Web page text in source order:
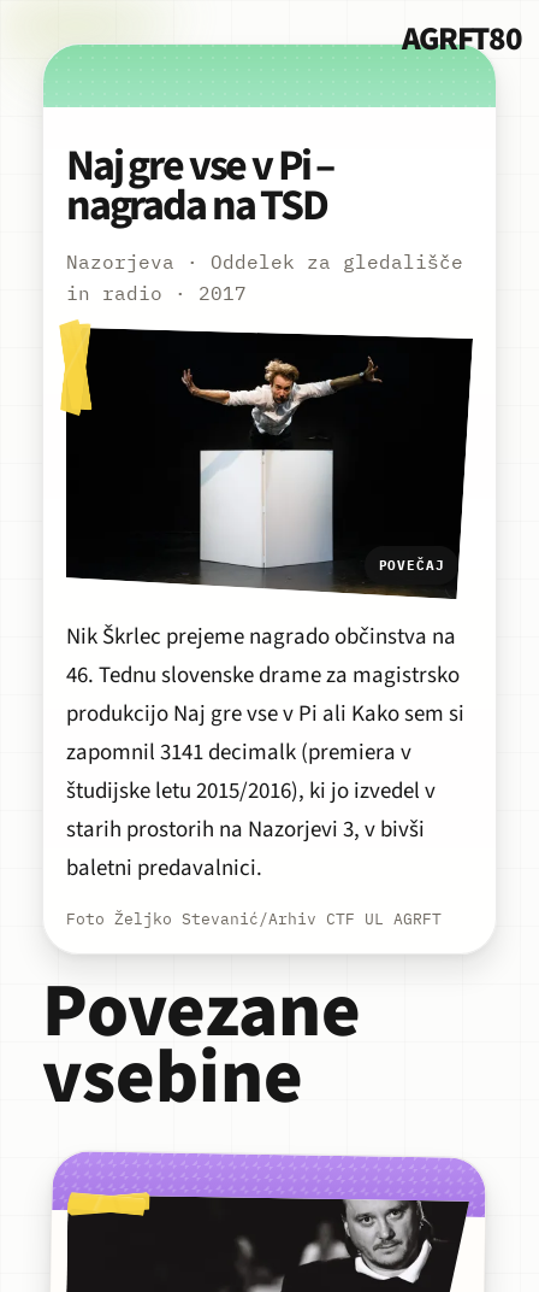
AGRFT80
Naj gre vse v Pi –
nagrada na TSD
Nazorjeva · Oddelek za gledališče
in radio · 2017
POVEČAJ
Nik Škrlec prejeme nagrado občinstva na
46. Tednu slovenske drame za magistrsko
produkcijoNaj gre vse v Pi ali Kako sem si
zapomnil 3141 decimalk(premiera v
študijske letu 2015/2016), ki jo izvedel v
starih prostorih na Nazorjevi 3, v bivši
baletni predavalnici.
Foto Željko Stevanić/Arhiv CTF UL AGRFT
Povezane
vsebine